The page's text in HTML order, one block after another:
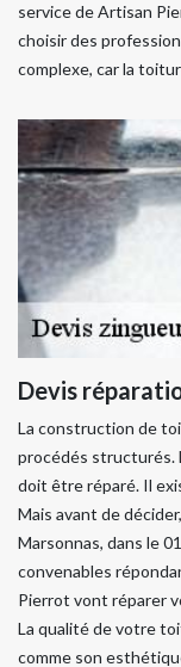
service de Artisan
choisir des
complexe, car la
Devis
La construction de
procédés structurés.
doit être réparé. Il
Mais avant de
Marsonnas, dans le
convenables
Pierrot vont réparer
La qualité de votre
comme son